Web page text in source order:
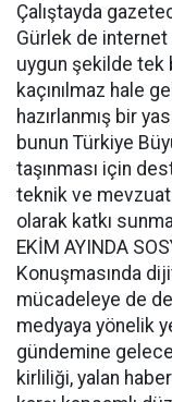
Çalıştayda
Gürlek de
uygun şekilde tek
kaçınılmaz hale
hazırlanmış bir
bunun Türkiye
taşınması için
teknik ve
olarak katkı
EKİM AYINDA
Konuşmasında
mücadeleye de
medyaya yönelik
gündemine
kirliliği, yalan